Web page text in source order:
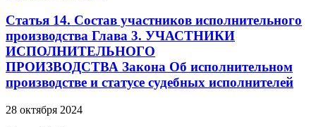
Статья 14. Состав участников исполнительного
производства Глава 3. УЧАСТНИКИ
ИСПОЛНИТЕЛЬНОГО
ПРОИЗВОДСТВА Закона Об исполнительном
производстве и статусе судебных исполнителей
28 октября 2024